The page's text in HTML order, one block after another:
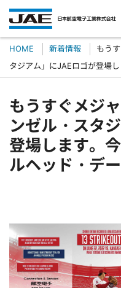
HOME 新着情報
もう
タジアム」にJAEロゴが登場
もうすぐメジ
ンゼル・スタ
登場します。
ルヘッド・デ